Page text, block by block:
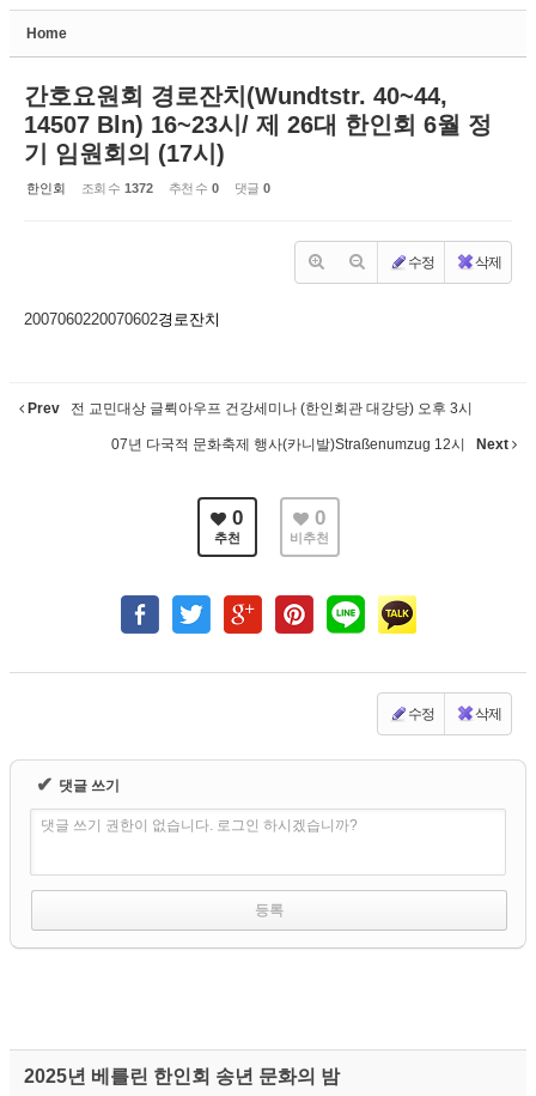
Home
간호요원회 경로잔치(Wundtstr. 40~44,
14507 Bln) 16~23시/ 제 26대 한인회 6월 정
기 임원회의 (17시)
한인회 조회 수 1372 추천 수 0 댓글 0
수정 삭제
2007060220070602경로잔치
Prev 전 교민대상 글뤽아우프 건강세미나 (한인회관 대강당) 오후 3시
07년 다국적 문화축제 행사(카니발)Straßenumzug 12시 Next
0
추천
0
비추천
수정 삭제
✔ 댓글 쓰기
댓글 쓰기 권한이 없습니다. 로그인 하시겠습니까?
2025년 베를린 한인회 송년 문화의 밤
Sketchbook5, 스케치북5
Sketchbook5, 스케치북5